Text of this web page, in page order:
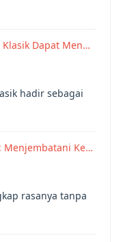
Dapat Men…
hadir sebagai
Menjembatani Ke…
rasanya tanpa